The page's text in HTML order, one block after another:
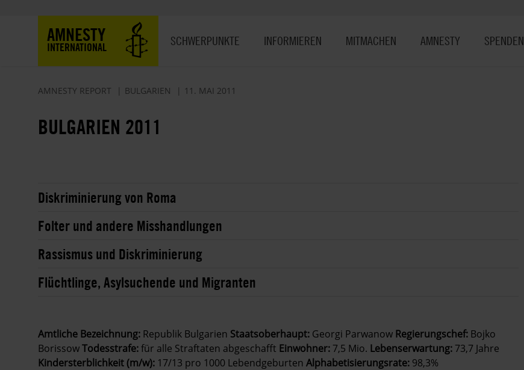
AMNESTY
INTERNATIONAL SCHWERPUNKTE INFORMIEREN MITMACHEN AMNESTY SPENDEN
AMNESTY REPORT BULGARIEN 11. MAI 2011
BULGARIEN 2011
Diskriminierung von Roma
Folter und andere Misshandlungen
Rassismus und Diskriminierung
Flüchtlinge, Asylsuchende und Migranten
Amtliche Bezeichnung: Republik Bulgarien Staatsoberhaupt: Georgi Parwanow Regierungschef: Bojko
BorissowTodesstrafe:für alle Straftaten abgeschafft Einwohner: 7,5 Mio. Lebenserwartung: 73,7 Jahre
Kindersterblichkeit (m/w): 17/13 pro 1000 Lebendgeburten Alphabetisierungsrate: 98,3%